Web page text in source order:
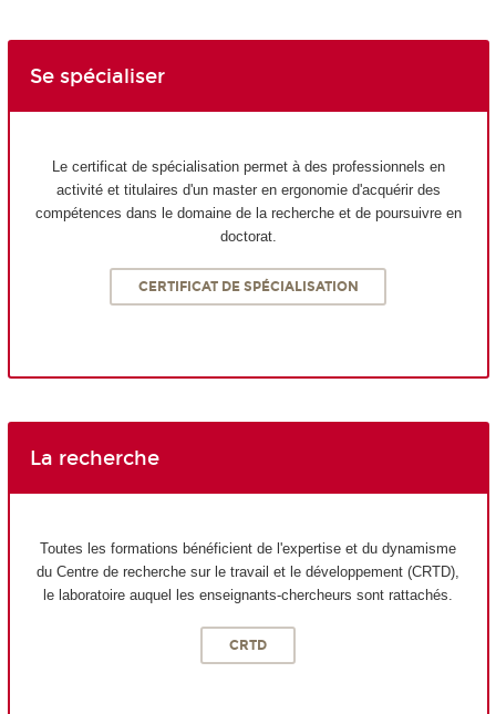
Se spécialiser
Le certificat de spécialisation permet à des professionnels en
activité et titulaires d'un master en ergonomie d'acquérir des
compétences dans le domaine de la recherche et de poursuivre en
doctorat.
CERTIFICAT DE SPÉCIALISATION
La recherche
Toutes les formations bénéficient de l'expertise et du dynamisme
du Centre de recherche sur le travail et le développement (CRTD),
le laboratoire auquel les enseignants-chercheurs sont rattachés.
CRTD